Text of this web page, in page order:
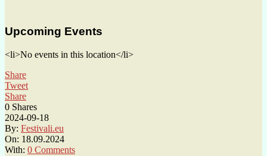
Upcoming Events
<li>No events in this location</li>
Share
Tweet
Share
0 Shares
2024-09-18
By: Festivali.eu
On: 18.09.2024
With: 0 Comments